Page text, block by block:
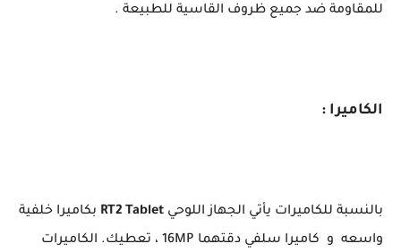
للمقاومة ضد جميع ظروف القاسية للطبيعة .
الكاميرا :
بالنسبة للكاميرات يأتي الجهاز اللوحي RT2 Tablet بكاميرا خلفية
واسعه و كاميرا سلفي دقتهما 16MP ، تعطيك. الكاميرات